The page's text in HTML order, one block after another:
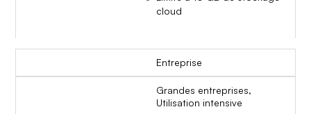
cloud
Entreprise
Grandes entreprises,
Utilisation intensive